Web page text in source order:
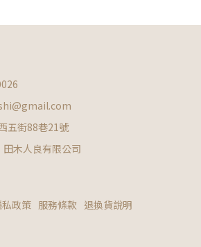
五街88巷21號
木人良有限公司
私政策 服務條款 退換貨說明